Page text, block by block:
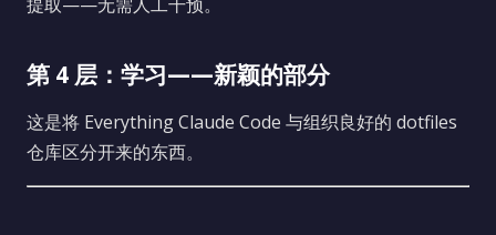
第 4 层：学习——新颖的部分
这是将 Everything Claude Code 与组织良好的 dotfiles
仓库区分开来的东西。